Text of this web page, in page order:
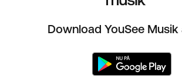
Download YouSee Musik